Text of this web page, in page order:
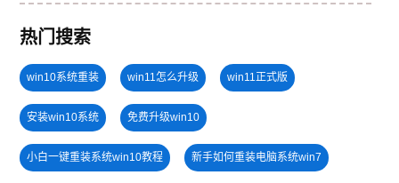
热门搜索
win10系统重装 win11怎么升级 win11正式版
安装win10系统 免费升级win10
小白一键重装系统win10教程 新手如何重装电脑系统win7